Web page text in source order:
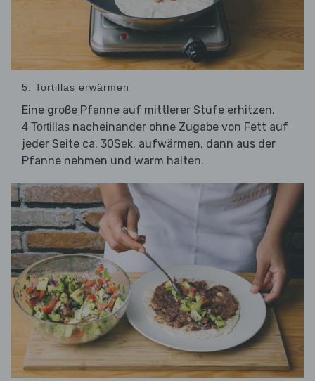
5. Tortillas erwärmen
Eine große Pfanne auf mittlerer Stufe erhitzen.
4 Tortillas nacheinander ohne Zugabe von Fett auf
jeder Seite ca. 30Sek. aufwärmen, dann aus der
Pfanne nehmen und warm halten.